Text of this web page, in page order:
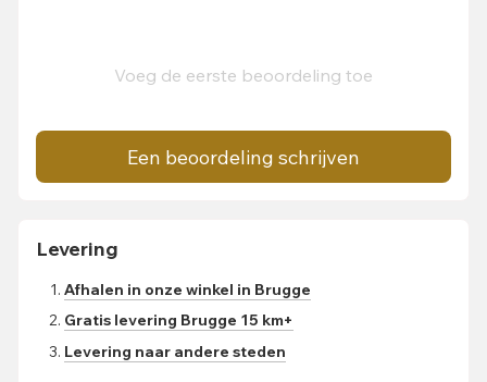
Voeg de eerste beoordeling toe
Een beoordeling schrijven
Levering
Afhalen in onze winkel in Brugge
Gratis levering Brugge 15 km+
Levering naar andere steden